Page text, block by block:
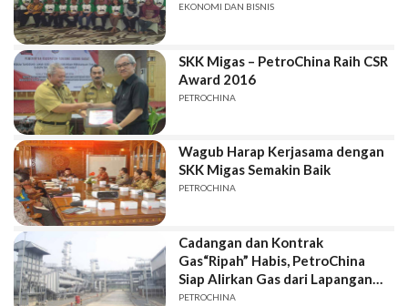
EKONOMI DAN BISNIS
SKK Migas – PetroChina Raih CSR
Award 2016
PETROCHINA
Wagub Harap Kerjasama dengan
SKK Migas Semakin Baik
PETROCHINA
Cadangan dan Kontrak
Gas“Ripah” Habis, PetroChina
Siap Alirkan Gas dari Lapangan
“SB-WB”
PETROCHINA